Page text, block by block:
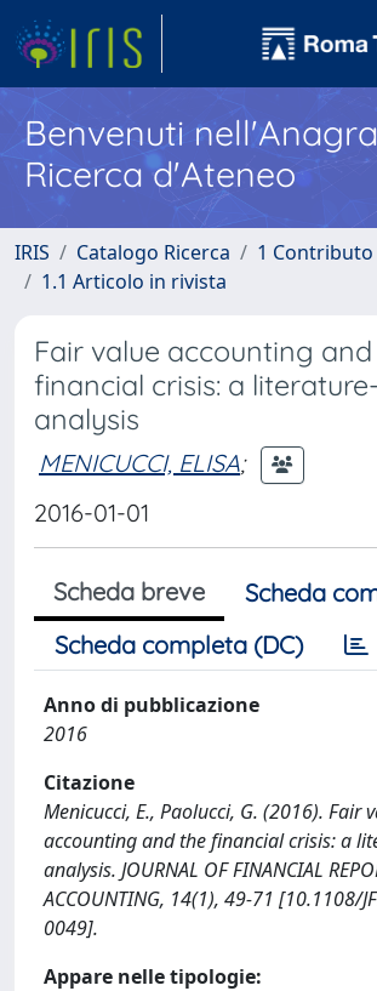
Benvenuti
Ricerca d'Ateneo
IRIS Catalogo Ricerca
1 Contributo
1.1 Articolo in rivista
Fair value accounting
financial crisis: a
analysis
MENICUCCI, ELISA;
2016-01-01
Scheda breve
Scheda
Scheda completa (DC)
Anno di pubblicazione
2016
Citazione
Menicucci, E., Paolucci, G. (2016). Fair
accounting and the financial crisis: a
analysis. JOURNAL OF FINANCIAL
ACCOUNTING, 14(1), 49-71 [10.1108/
0049].
Appare nelle tipologie: